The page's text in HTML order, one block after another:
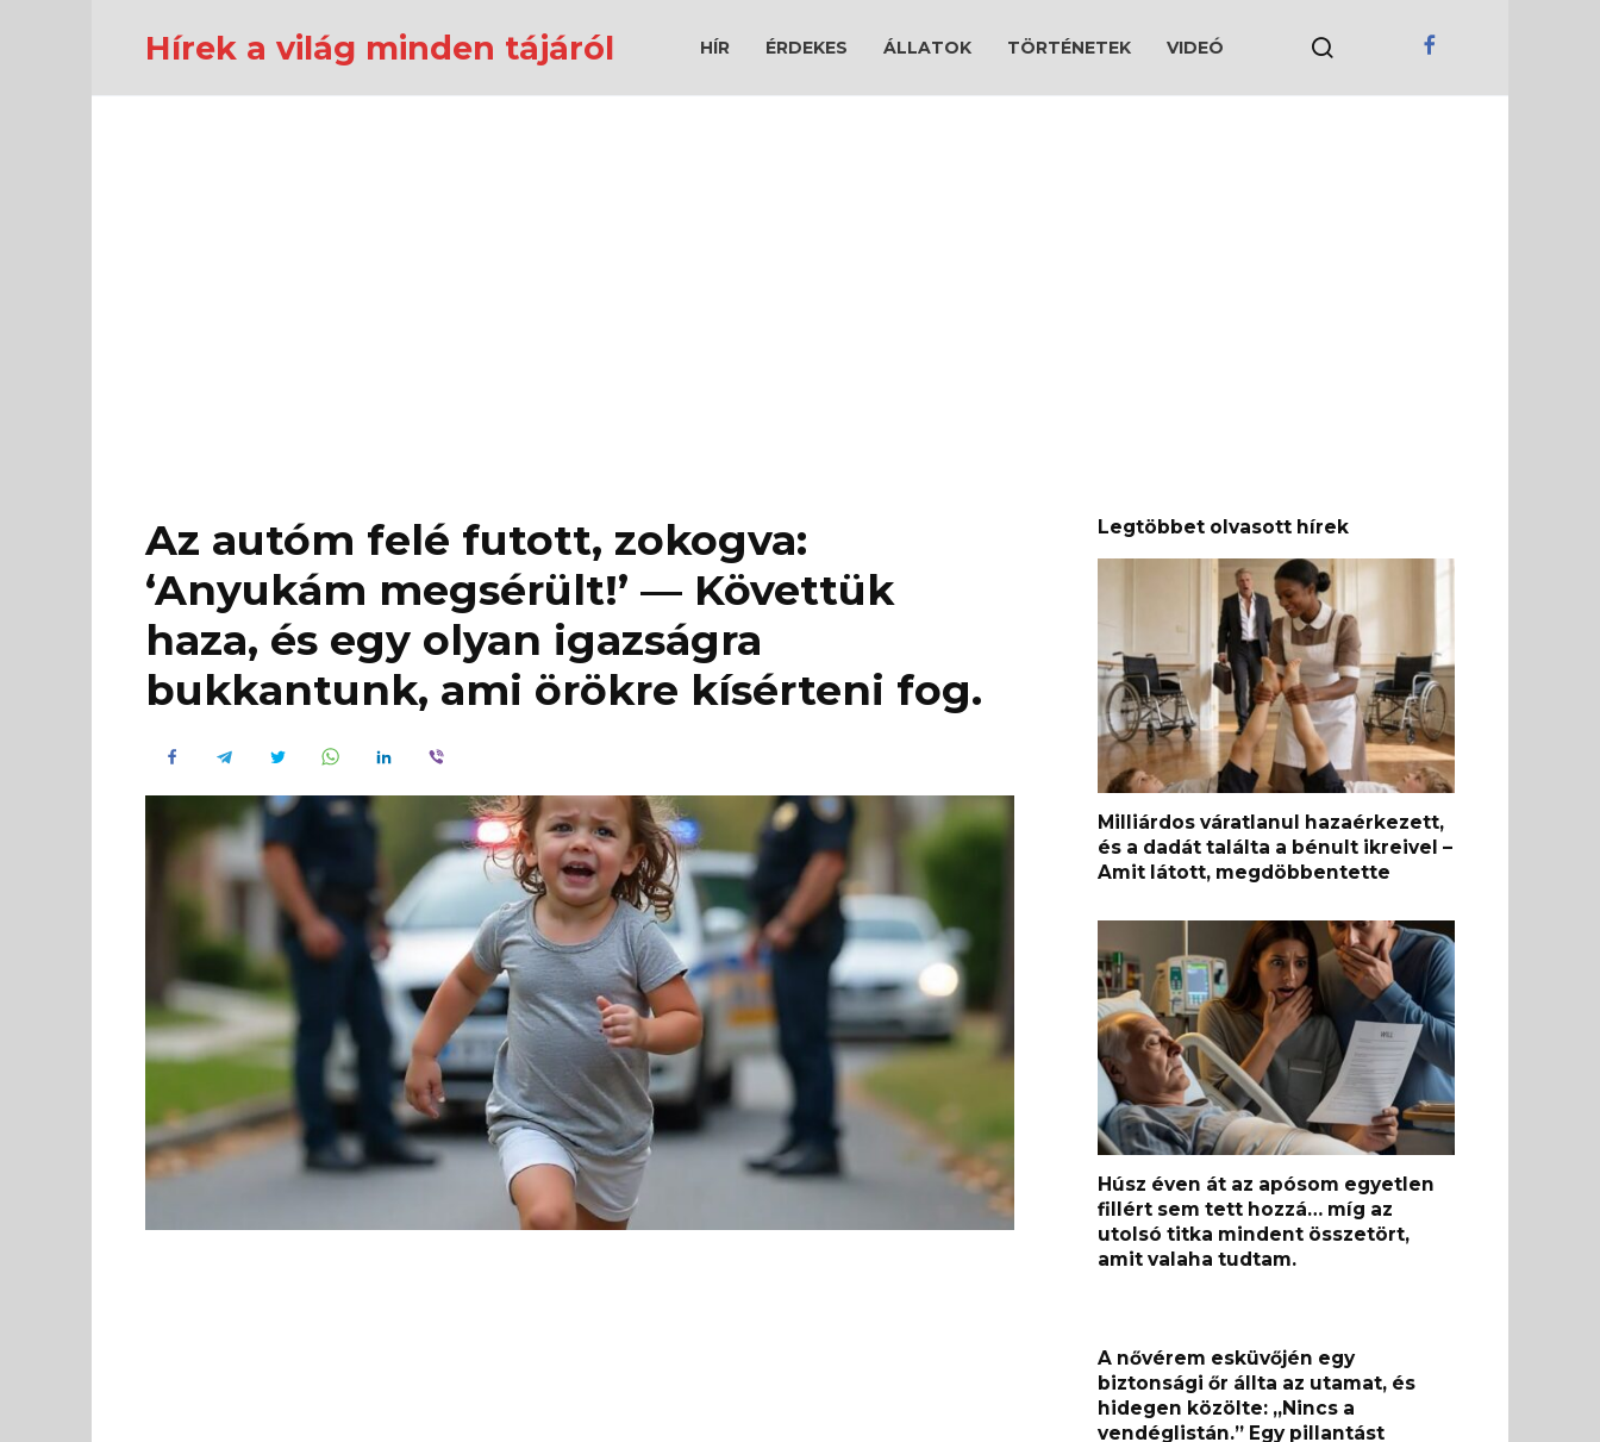
Hírek a világ minden tájáról HÍR ÉRDEKES ÁLLATOK TÖRTÉNETEK VIDEÓ
Az autóm felé futott, zokogva:
‘Anyukám megsérült!’ — Követtük
haza, és egy olyan igazságra
bukkantunk, ami örökre kísérteni fog.
Legtöbbet olvasott hírek
Milliárdos váratlanul hazaérkezett,
és a dadát találta a bénult ikreivel –
Amit látott, megdöbbentette
Húsz éven át az apósom egyetlen
fillért sem tett hozzá… míg az
utolsó titka mindent összetört,
amit valaha tudtam.
A nővérem esküvőjén egy
biztonsági őr állta az utamat, és
hidegen közölte: „Nincs a
vendéglistán.” Egy pillantást